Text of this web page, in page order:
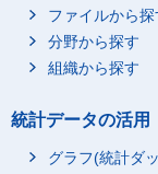
ファイルから探
分野から探す
組織から探す
統計データの活用
グラフ(統計ダ